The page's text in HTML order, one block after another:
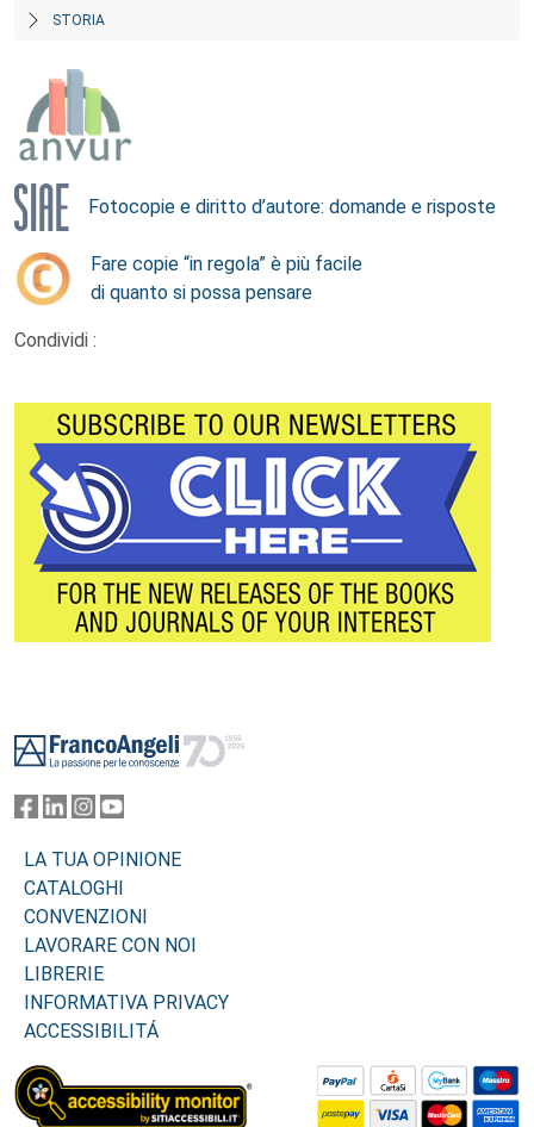
STORIA
Fotocopie e diritto d’autore: domande e risposte
Fare copie “in regola” è più facile
di quanto si possa pensare
Condividi :
LA TUA OPINIONE
CATALOGHI
CONVENZIONI
LAVORARE CON NOI
LIBRERIE
INFORMATIVA PRIVACY
ACCESSIBILITÁ